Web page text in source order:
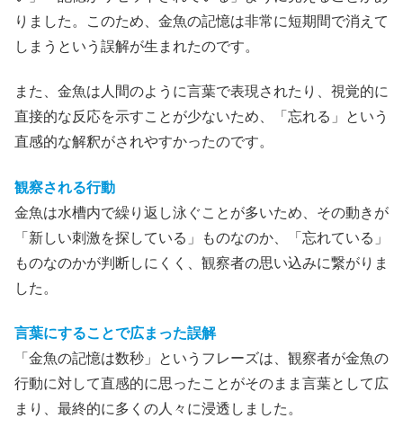
りました。このため、金魚の記憶は非常に短期間で消えて
しまうという誤解が生まれたのです。
また、金魚は人間のように言葉で表現されたり、視覚的に
直接的な反応を示すことが少ないため、「忘れる」という
直感的な解釈がされやすかったのです。
観察される行動
金魚は水槽内で繰り返し泳ぐことが多いため、その動きが
「新しい刺激を探している」ものなのか、「忘れている」
ものなのかが判断しにくく、観察者の思い込みに繋がりま
した。
言葉にすることで広まった誤解
「金魚の記憶は数秒」というフレーズは、観察者が金魚の
行動に対して直感的に思ったことがそのまま言葉として広
まり、最終的に多くの人々に浸透しました。